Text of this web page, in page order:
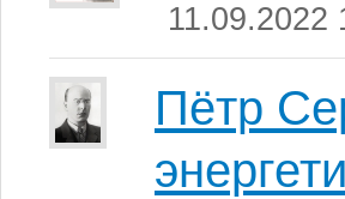
11.09.2022
Пётр